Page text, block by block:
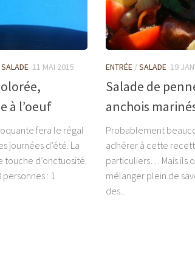
SALADE 11 MAI 2015
à l’oeuf
fera le régal
journées d’été. La
d’onctuosité.
: 1
ENTRÉE /SALADE 19
Salade de
anchois
Probablement
adhérer à cette
particuliers… Mais ils
mélanger plein de
des...